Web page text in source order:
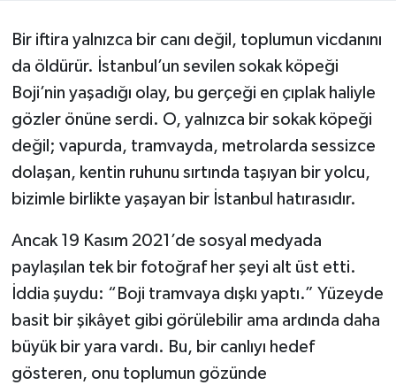
Bir iftira yalnızca bir canı değil, toplumun vicdanını
da öldürür. İstanbul’un sevilen sokak köpeği
Boji’nin yaşadığı olay, bu gerçeği en çıplak haliyle
gözler önüne serdi. O, yalnızca bir sokak köpeği
değil; vapurda, tramvayda, metrolarda sessizce
dolaşan, kentin ruhunu sırtında taşıyan bir yolcu,
bizimle birlikte yaşayan bir İstanbul hatırasıdır.
Ancak 19 Kasım 2021’de sosyal medyada
paylaşılan tek bir fotoğraf her şeyi alt üst etti.
İddia şuydu: “Boji tramvaya dışkı yaptı.” Yüzeyde
basit bir şikâyet gibi görülebilir ama ardında daha
büyük bir yara vardı. Bu, bir canlıyı hedef
gösteren, onu toplumun gözünde